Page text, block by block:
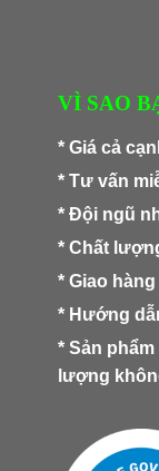
VÌ SAO
* Giá cả
* Tư vấn
* Đội ngũ
* Chất
* Giao
* Hướng
* Sản
lượng